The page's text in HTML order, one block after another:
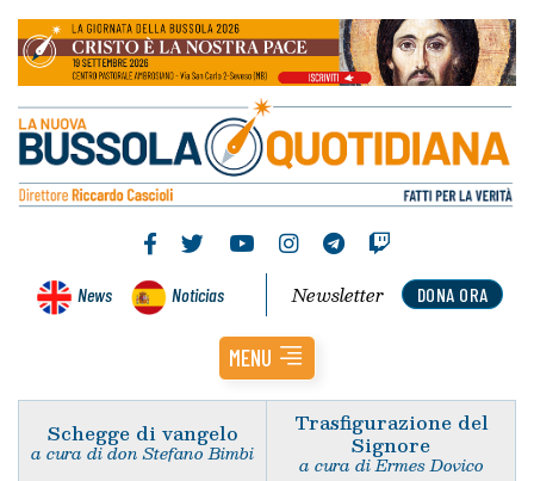
News Noticias DONA ORA
Newsletter
MENU
Schegge di vangelo
a cura di don Stefano Bimbi
Trasfigurazione del
Signore
a cura di Ermes Dovico